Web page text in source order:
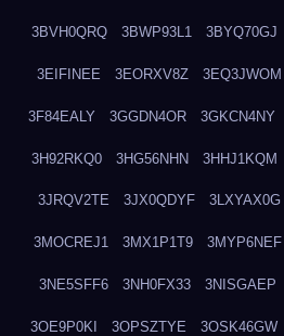
3BVH0QRQ 3BWP93L1 3BYQ70GJ
3EIFINEE 3EORXV8Z 3EQ3JWOM
3F84EALY 3GGDN4OR 3GKCN4NY
3H92RKQ0 3HG56NHN 3HHJ1KQM
3JRQV2TE 3JX0QDYF 3LXYAX0G
3MOCREJ1 3MX1P1T9 3MYP6NEF
3NE5SFF6 3NH0FX33 3NISGAEP
3OE9P0KI 3OPSZTYE 3OSK46GW